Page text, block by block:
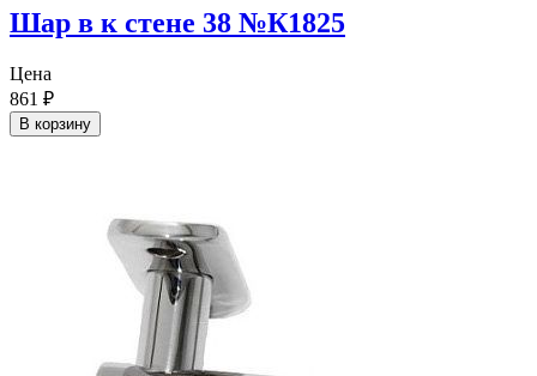
Шар в к стене 38 №К1825
Цена
861 ₽
В корзину